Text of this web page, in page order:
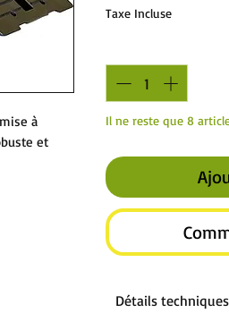
à
et
Taxe Incluse
Il ne reste que 8
Détails techniques